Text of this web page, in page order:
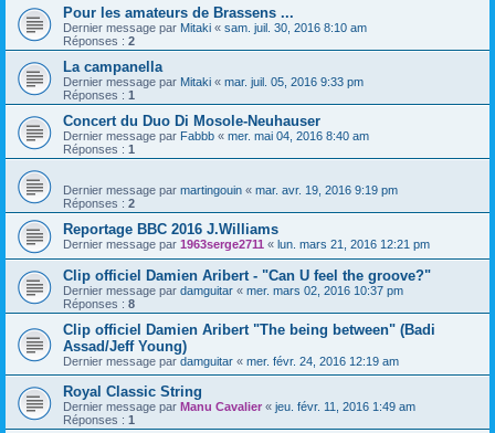
Pour les amateurs de Brassens ...
Dernier message par Mitaki « sam. juil. 30, 2016 8:10 am
Réponses : 2
La campanella
Dernier message par Mitaki « mar. juil. 05, 2016 9:33 pm
Réponses : 1
Concert du Duo Di Mosole-Neuhauser
Dernier message par Fabbb « mer. mai 04, 2016 8:40 am
Réponses : 1
Dernier message par martingouin « mar. avr. 19, 2016 9:19 pm
Réponses : 2
Reportage BBC 2016 J.Williams
Dernier message par 1963serge2711 « lun. mars 21, 2016 12:21 pm
Clip officiel Damien Aribert - "Can U feel the groove?"
Dernier message par damguitar « mer. mars 02, 2016 10:37 pm
Réponses : 8
Clip officiel Damien Aribert "The being between" (Badi
Assad/Jeff Young)
Dernier message par damguitar « mer. févr. 24, 2016 12:19 am
Royal Classic String
Dernier message par Manu Cavalier « jeu. févr. 11, 2016 1:49 am
Réponses : 1